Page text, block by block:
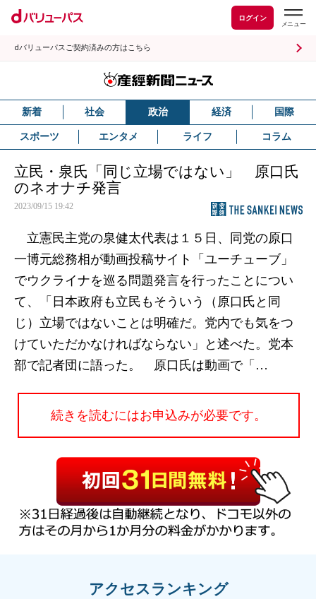
ログイン
dバリューパスご契約済みの方はこちら
新着 社会 政治 経済 国際
スポーツ エンタメ ライフ コラム
立民・泉氏「同じ立場ではない」 原口氏
のネオナチ発言
2023/09/15 19:42
立憲民主党の泉健太代表は１５日、同党の原口
一博元総務相が動画投稿サイト「ユーチューブ」
でウクライナを巡る問題発言を行ったことについ
て、「日本政府も立民もそういう（原口氏と同
じ）立場ではないことは明確だ。党内でも気をつ
けていただかなければならない」と述べた。党本
部で記者団に語った。 原口氏は動画で「…
続きを読むにはお申込みが必要です。
アクセスランキング